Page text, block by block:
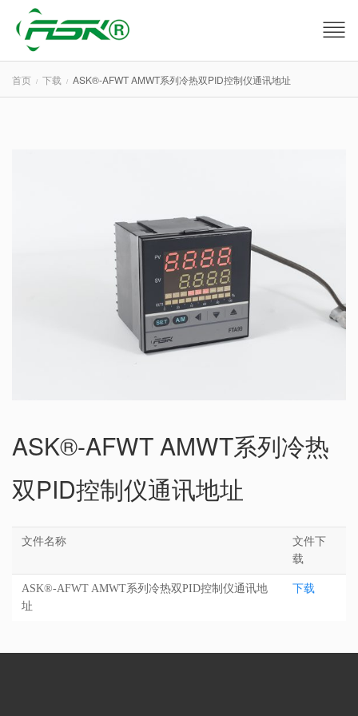
首页 下载 ASK®-AFWT AMWT系列冷热双PID控制仪通讯地址
ASK®-AFWT AMWT系列冷热
双PID控制仪通讯地址
文件名称
文件下
载
ASK®-AFWT AMWT系列冷热双PID控制仪通讯地
址
下载